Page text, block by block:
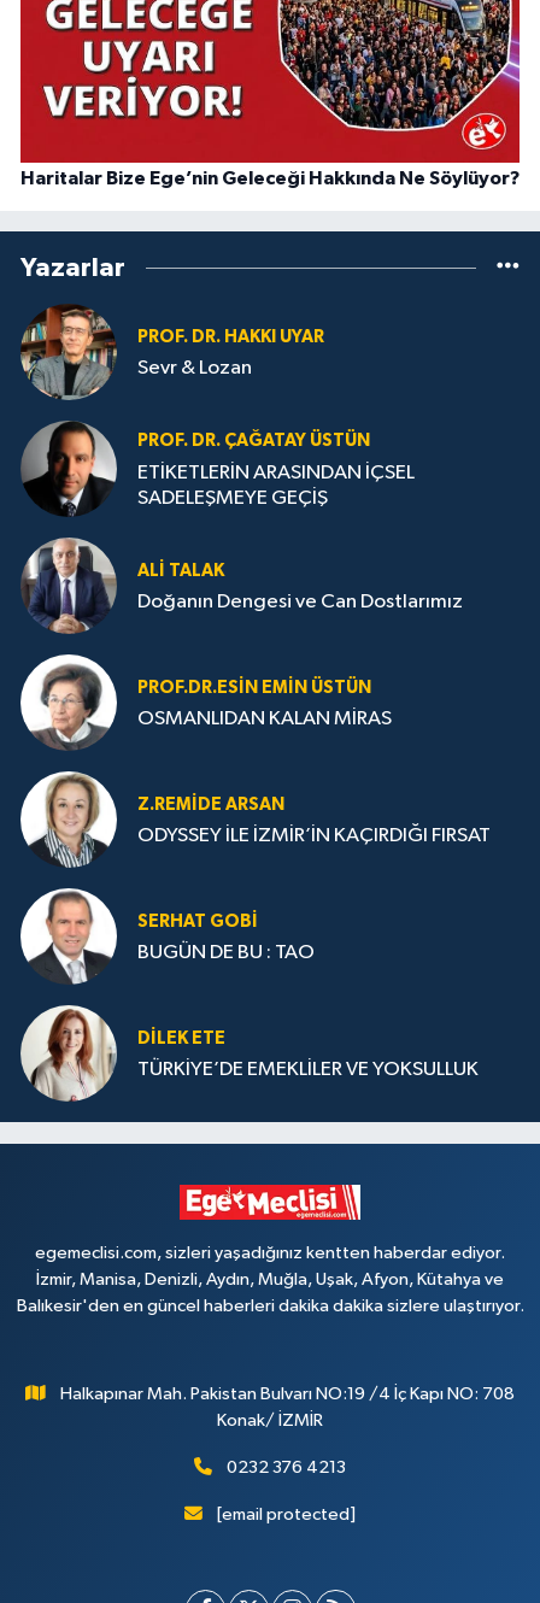
Haritalar Bize Ege’nin Geleceği Hakkında Ne Söylüyor?
Yazarlar
PROF. DR. HAKKI UYAR
Sevr & Lozan
PROF. DR. ÇAĞATAY ÜSTÜN
ETİKETLERİN ARASINDAN İÇSEL
SADELEŞMEYE GEÇİŞ
ALI TALAK
Doğanın Dengesi ve Can Dostlarımız
PROF.DR.ESIN EMIN ÜSTÜN
OSMANLIDAN KALAN MİRAS
Z.REMIDE ARSAN
ODYSSEY İLE İZMİR’İN KAÇIRDIĞI FIRSAT
SERHAT GOBİ
BUGÜN DE BU : TAO
DILEK ETE
TÜRKİYE’DE EMEKLİLER VE YOKSULLUK
egemeclisi.com, sizleri yaşadığınız kentten haberdar ediyor.
İzmir, Manisa, Denizli, Aydın, Muğla, Uşak, Afyon, Kütahya ve
Balıkesir'den en güncel haberleri dakika dakika sizlere ulaştırıyor.
Halkapınar Mah. Pakistan Bulvarı NO:19 /4 İç Kapı NO: 708
Konak/ İZMİR
0232 376 4213
[email protected]